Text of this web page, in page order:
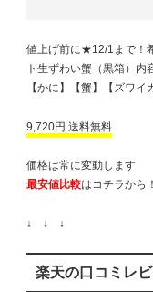
値上げ前に★12/1まで！
ト生ずわい蟹（黒箱）内
【かに】【蟹】【ズワイ
9,720円 送料無料
価格は常に変動します
最安値比較はコチラから！
↓ ↓ ↓
楽天の口コミレ